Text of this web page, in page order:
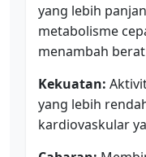
yang lebih
metabolisme
menambah
Kekuatan:
yang lebih
kardiovaskular